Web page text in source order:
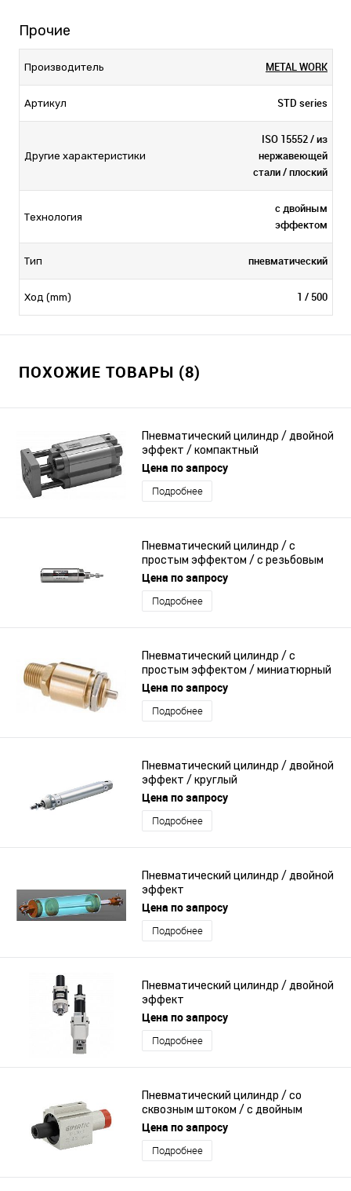
Прочие
Производитель METAL WORK
Артикул STD series
Другие характеристики
ISO 15552 / из
нержавеющей
стали / плоский
Технология
с двойным
эффектом
Тип пневматический
Ход (mm) 1 / 500
ПОХОЖИЕ ТОВАРЫ (8)
Пневматический цилиндр / двойной
эффект / компактный
Цена по запросу
Подробнее
Пневматический цилиндр / с
простым эффектом / с резьбовым
стержнем / с низким
коэффициентом трения
Цена по запросу
Подробнее
Пневматический цилиндр / с
простым эффектом / миниатюрный
Цена по запросу
Подробнее
Пневматический цилиндр / двойной
эффект / круглый
Цена по запросу
Подробнее
Пневматический цилиндр / двойной
эффект
Цена по запросу
Подробнее
Пневматический цилиндр / двойной
эффект
Цена по запросу
Подробнее
Пневматический цилиндр / со
сквозным штоком / с двойным
эффектом / с коротким ходом
Цена по запросу
Подробнее